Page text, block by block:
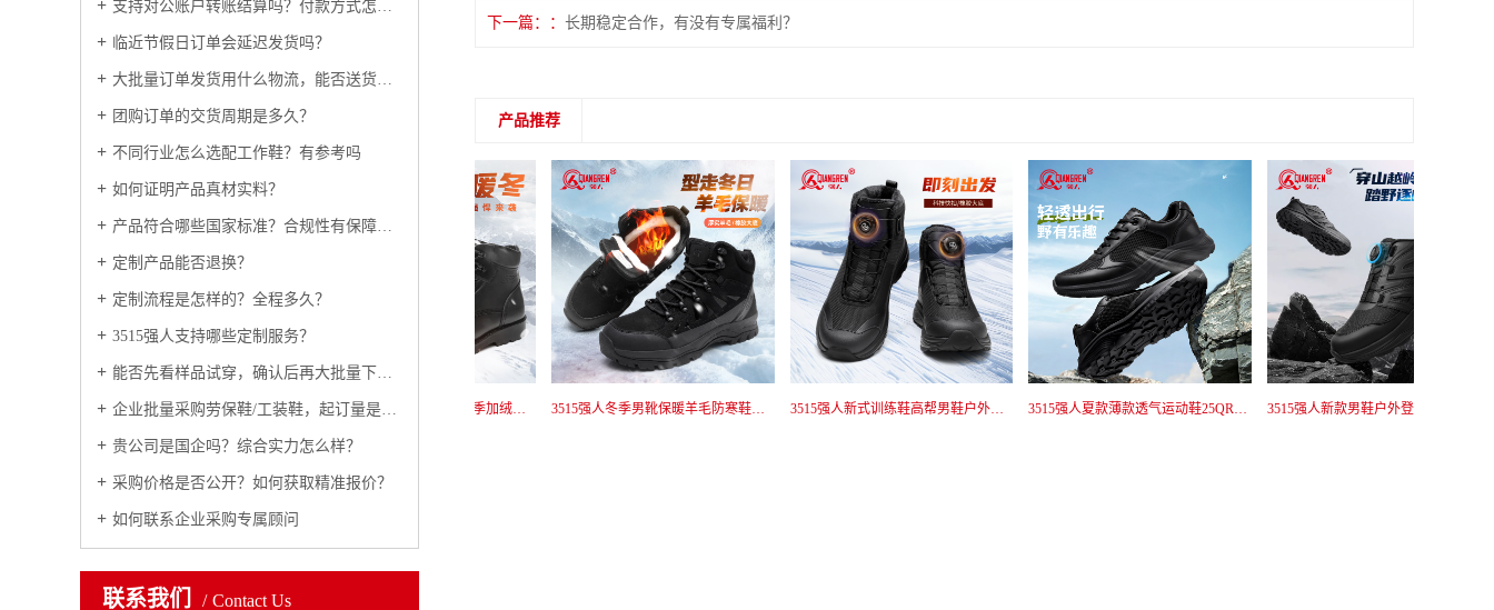
支持对公账户转账结算吗？付款方式怎么约定？
临近节假日订单会延迟发货吗？
大批量订单发货用什么物流，能否送货上门？
团购订单的交货周期是多久？
不同行业怎么选配工作鞋？有参考吗
如何证明产品真材实料？
产品符合哪些国家标准？合规性有保障吗？
定制产品能否退换？
定制流程是怎样的？全程多久？
3515强人支持哪些定制服务？
能否先看样品试穿，确认后再大批量下单？
企业批量采购劳保鞋/工装鞋，起订量是多少？
贵公司是国企吗？综合实力怎么样？
采购价格是否公开？如何获取精准报价？
如何联系企业采购专属顾问
联系我们 Contact Us
下一篇： 长期稳定合作，有没有专属福利？
产品推荐
3515强人冬季男靴保暖羊毛防寒鞋户外雪地靴高帮加厚执勤鞋厚底鞋 JC6-BC127 3515强人新式训练鞋高帮男鞋户外防刺穿战术鞋短靴黑色耐磨免系带 511-090GM 3515强人夏款薄款透气运动鞋25QRZX-001L 3515强人新款男鞋户外登山鞋防刺穿战术鞋黑色通勤防滑训练鞋快速穿脱25QR511-066A